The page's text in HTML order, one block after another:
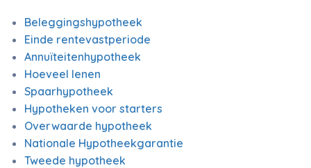
Beleggingshypotheek
Einde rentevastperiode
Annuïteitenhypotheek
Hoeveel lenen
Spaarhypotheek
Hypotheken voor starters
Overwaarde hypotheek
Nationale Hypotheekgarantie
Tweede hypotheek